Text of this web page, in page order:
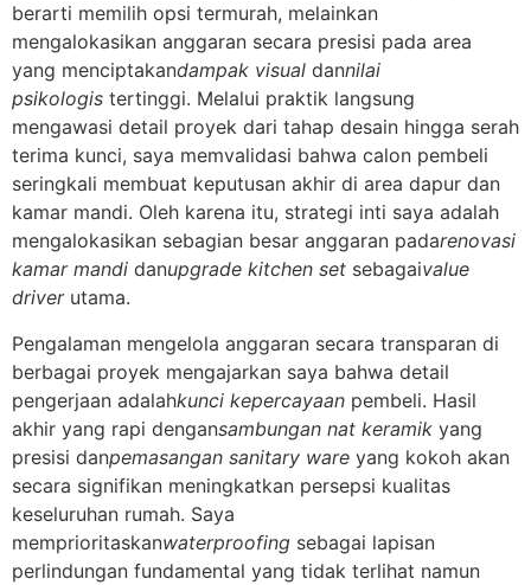
berarti memilih opsi termurah, melainkan
mengalokasikan anggaran secara presisi pada area
yang menciptakandampak visual dannilai
psikologis tertinggi. Melalui praktik langsung
mengawasi detail proyek dari tahap desain hingga serah
terima kunci, saya memvalidasi bahwa calon pembeli
seringkali membuat keputusan akhir di area dapur dan
kamar mandi. Oleh karena itu, strategi inti saya adalah
mengalokasikan sebagian besar anggaran padarenovasi
kamar mandi danupgrade kitchen set sebagaivalue
driverutama.
Pengalaman mengelola anggaran secara transparan di
berbagai proyek mengajarkan saya bahwa detail
pengerjaan adalahkunci kepercayaan pembeli. Hasil
akhir yang rapi dengansambungan nat keramik yang
presisi danpemasangan sanitary ware yang kokoh akan
secara signifikan meningkatkan persepsi kualitas
keseluruhan rumah. Saya
memprioritaskanwaterproofing sebagai lapisan
perlindungan fundamental yang tidak terlihat namun